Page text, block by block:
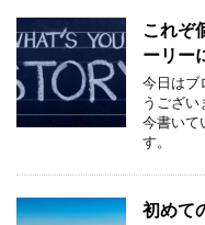
これぞ
ーリー
今日はブ
うござい
今書いて
す。
初めて